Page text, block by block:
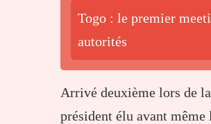
Togo : le premier
autorités
Arrivé deuxième lors de
président élu avant